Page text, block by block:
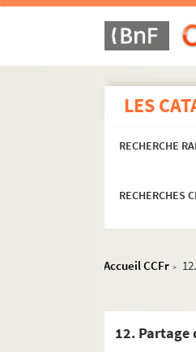
LES
RECHERCHE
RECHERCHES
Accueil CCFr >